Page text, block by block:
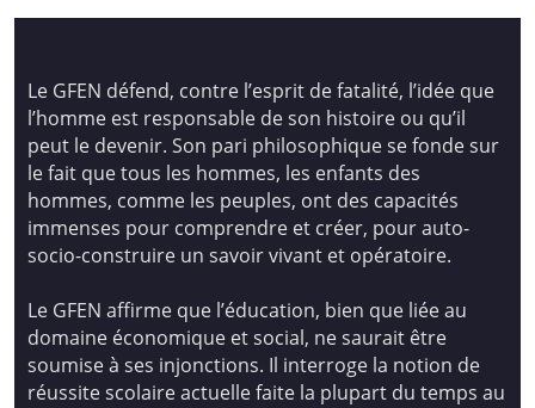
Le GFEN défend, contre l’esprit de fatalité, l’idée que
l’homme est responsable de son histoire ou qu’il
peut le devenir. Son pari philosophique se fonde sur
le fait que tous les hommes, les enfants des
hommes, comme les peuples, ont des capacités
immenses pour comprendre et créer, pour auto-
socio-construire un savoir vivant et opératoire.
Le GFEN affirme que l’éducation, bien que liée au
domaine économique et social, ne saurait être
soumise à ses injonctions. Il interroge la notion de
réussite scolaire actuelle faite la plupart du temps au